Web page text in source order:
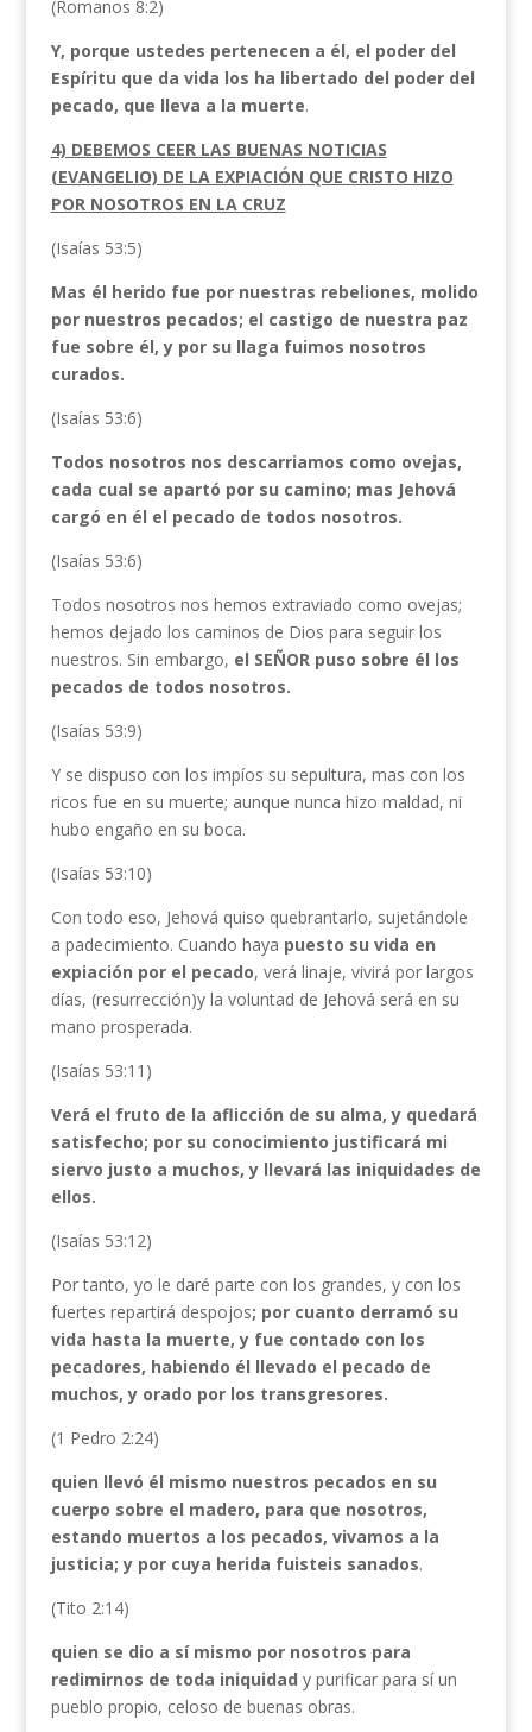
(Romanos 8:2)
Y, porque ustedes pertenecen a él, el poder del
Espíritu que da vida los ha libertado del poder del
pecado, que lleva a la muerte.
4) DEBEMOS CEER LAS BUENAS NOTICIAS
(EVANGELIO) DE LA EXPIACIÓN QUE CRISTO HIZO
POR NOSOTROS EN LA CRUZ
(Isaías 53:5)
Mas él herido fue por nuestras rebeliones, molido
por nuestros pecados; el castigo de nuestra paz
fue sobre él, y por su llaga fuimos nosotros
curados.
(Isaías 53:6)
Todos nosotros nos descarriamos como ovejas,
cada cual se apartó por su camino; mas Jehová
cargó en él el pecado de todos nosotros.
(Isaías 53:6)
Todos nosotros nos hemos extraviado como ovejas;
hemos dejado los caminos de Dios para seguir los
nuestros. Sin embargo, el SEÑOR puso sobre él los
pecados de todos nosotros.
(Isaías 53:9)
Y se dispuso con los impíos su sepultura, mas con los
ricos fue en su muerte; aunque nunca hizo maldad, ni
hubo engaño en su boca.
(Isaías 53:10)
Con todo eso, Jehová quiso quebrantarlo, sujetándole
a padecimiento. Cuando haya puesto su vida en
expiación por el pecado, verá linaje, vivirá por largos
días, (resurrección)y la voluntad de Jehová será en su
mano prosperada.
(Isaías 53:11)
Verá el fruto de la aflicción de su alma, y quedará
satisfecho; por su conocimiento justificará mi
siervo justo a muchos, y llevará las iniquidades de
ellos.
(Isaías 53:12)
Por tanto, yo le daré parte con los grandes, y con los
fuertes repartirá despojos; por cuanto derramó su
vida hasta la muerte, y fue contado con los
pecadores, habiendo él llevado el pecado de
muchos, y orado por los transgresores.
(1 Pedro 2:24)
quien llevó él mismo nuestros pecados en su
cuerpo sobre el madero, para que nosotros,
estando muertos a los pecados, vivamos a la
justicia; y por cuya herida fuisteis sanados.
(Tito 2:14)
quien se dio a sí mismo por nosotros para
redimirnos de toda iniquidad y purificar para sí un
pueblo propio, celoso de buenas obras.